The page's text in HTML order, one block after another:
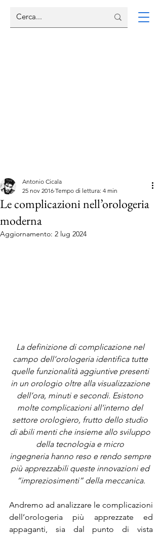
Le complicazioni nell’orologeria
moderna
Antonio Cicala
25 nov 2016 Tempo di lettura: 4 min
Aggiornamento: 2 lug 2024
La definizione di complicazione nel
campo dell’orologeria identifica tutte
quelle funzionalità aggiuntive presenti
in un orologio oltre alla visualizzazione
dell’ora, minuti e secondi. Esistono
molte complicazioni all’interno del
settore orologiero, frutto dello studio
di abili menti che insieme allo sviluppo
della tecnologia e micro
ingegneria hanno reso e rendo sempre
più apprezzabili queste innovazioni ed
“impreziosimenti” della meccanica.
Andremo ad analizzare le complicazioni
dell’orologeria più apprezzate ed
appaganti, sia dal punto di vista